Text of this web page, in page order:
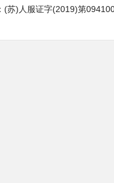
苏)人服证字(2019)第